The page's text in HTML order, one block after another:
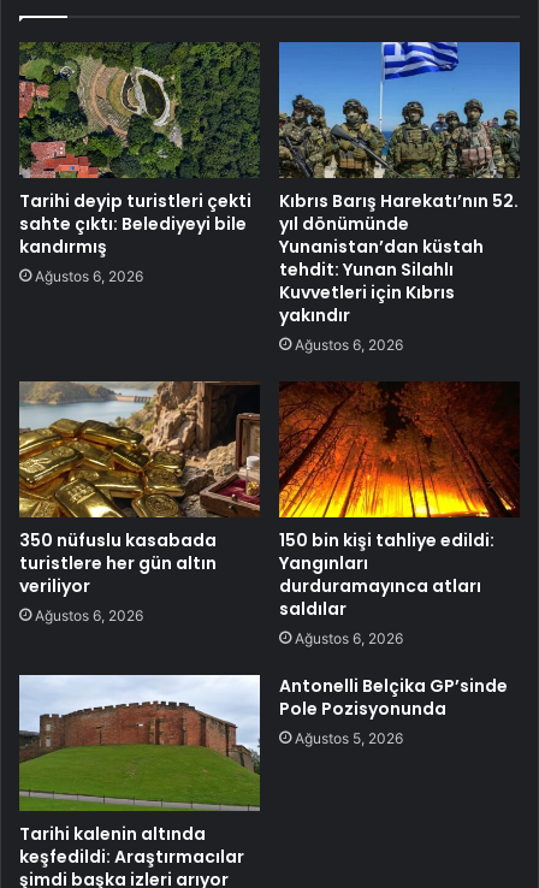
Tarihi deyip turistleri çekti
sahte çıktı: Belediyeyi bile
kandırmış
Ağustos 6, 2026
Kıbrıs Barış Harekatı’nın 52.
yıl dönümünde
Yunanistan’dan küstah
tehdit: Yunan Silahlı
Kuvvetleri için Kıbrıs
yakındır
Ağustos 6, 2026
350 nüfuslu kasabada
turistlere her gün altın
veriliyor
Ağustos 6, 2026
150 bin kişi tahliye edildi:
Yangınları
durduramayınca atları
saldılar
Ağustos 6, 2026
Tarihi kalenin altında
keşfedildi: Araştırmacılar
şimdi başka izleri arıyor
Antonelli Belçika GP’sinde
Pole Pozisyonunda
Ağustos 5, 2026